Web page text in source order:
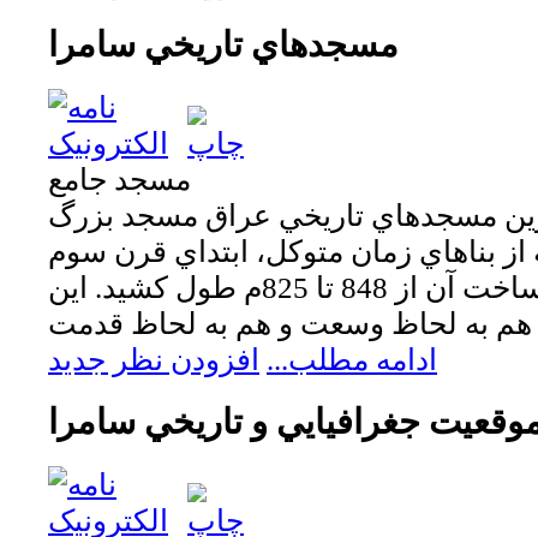
مسجدهاي تاريخي سامرا
مسجد جامع
مسجدهاي تاريخي عراق مسجد بزرگ
بناهاي زمان متوكل، ابتداي قرن سوم
هجري، است و ساخت آن از 848 تا 825م طول كشيد. اين
ادامه مطلب... افزودن نظر جدید
جغرافيايي و تاريخي سامرا